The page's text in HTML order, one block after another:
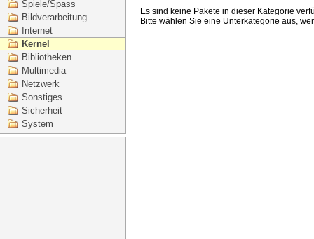
Spiele/Spass
Bildverarbeitung
Internet
Kernel
Bibliotheken
Multimedia
Netzwerk
Sonstiges
Sicherheit
System
Es sind keine Pakete in dieser Kategorie
Bitte wählen Sie eine Unterkategorie aus,